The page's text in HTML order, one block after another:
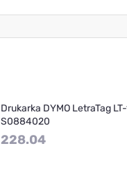
Drukarka DYMO LetraTag
S0884020
228.04